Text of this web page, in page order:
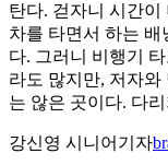
탄다. 걷자니 시간이
차를 타면서 하는
다. 그러니 비행기
라도 많지만, 저자와
는 않은 곳이다. 다
강신영 시니어기자